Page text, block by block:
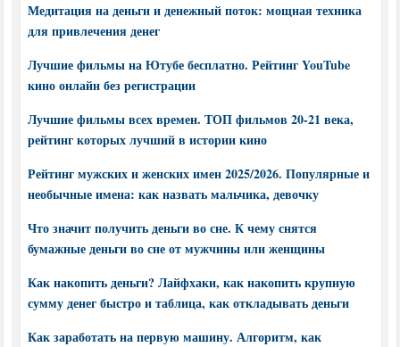
Медитация на деньги и денежный поток: мощная техника
для привлечения денег
Лучшие фильмы на Ютубе бесплатно. Рейтинг YouTube
кино онлайн без регистрации
Лучшие фильмы всех времен. ТОП фильмов 20-21 века,
рейтинг которых лучший в истории кино
Рейтинг мужских и женских имен 2025/2026. Популярные и
необычные имена: как назвать мальчика, девочку
Что значит получить деньги во сне. К чему снятся
бумажные деньги во сне от мужчины или женщины
Как накопить деньги? Лайфхаки, как накопить крупную
сумму денег быстро и таблица, как откладывать деньги
Как заработать на первую машину. Алгоритм, как